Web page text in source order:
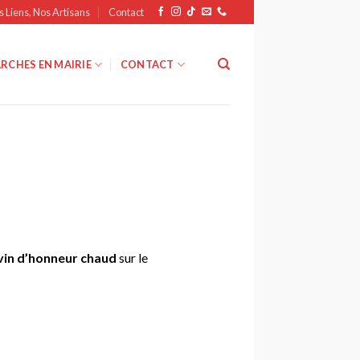
Liens, Nos Artisans Contact
EN MAIRIE CONTACT
d’honneur chaud sur le